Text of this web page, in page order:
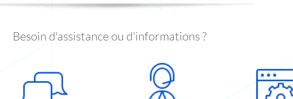
Besoin d'assistance ou d'informations ?